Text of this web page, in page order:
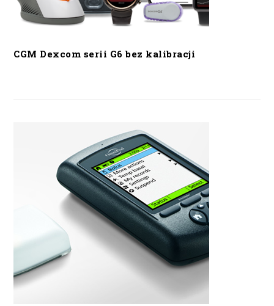
CGM Dexcom serii G6 bez kalibracji